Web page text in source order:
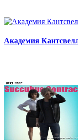
Академия